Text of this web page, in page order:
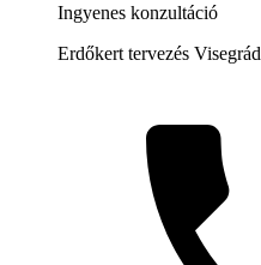
Ingyenes konzultáció
Erdőkert tervezés Visegrád